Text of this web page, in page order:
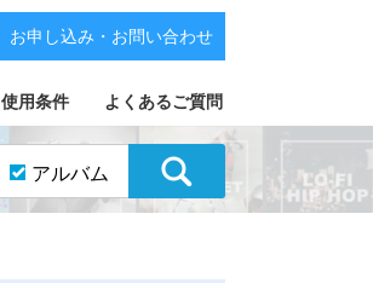
使用条件 よくあるご質問
お申し込み・お問い合わせ
アルバム